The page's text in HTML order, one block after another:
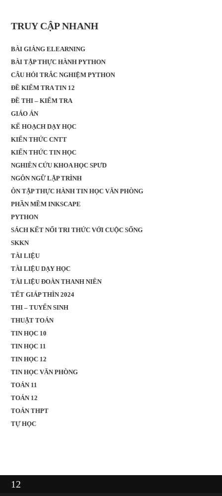
TRUY CẬP NHANH
BÀI GIẢNG ELEARNING
BÀI TẬP THỰC HÀNH PYTHON
CÂU HỎI TRẮC NGHIỆM PYTHON
ĐỀ KIỂM TRA TIN 12
ĐỀ THI – KIỂM TRA
GIÁO ÁN
KẾ HOẠCH DẠY HỌC
KIẾN THỨC CNTT
KIẾN THỨC TIN HỌC
NGHIÊN CỨU KHOA HỌC SPƯD
NGÔN NGỮ LẬP TRÌNH
ÔN TẬP THỰC HÀNH TIN HỌC VĂN PHÒNG
PHẦN MỀM INKSCAPE
PYTHON
SÁCH KẾT NỐI TRI THỨC VỚI CUỘC SỐNG
SKKN
TÀI LIỆU
TÀI LIỆU DẠY HỌC
TÀI LIỆU ĐOÀN THANH NIÊN
TẾT GIÁP THÌN 2024
THI – TUYỂN SINH
THUẬT TOÁN
TIN HỌC 10
TIN HỌC 11
TIN HỌC 12
TIN HỌC VĂN PHÒNG
TOÁN 11
TOÁN 12
TOÁN THPT
TỰ HỌC
12